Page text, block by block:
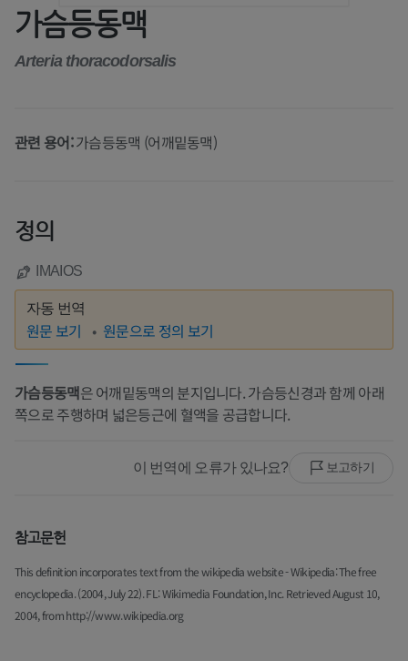
가슴등동맥
Arteria thoracodorsalis
관련 용어:가슴등동맥 (어깨밑동맥)
정의
IMAIOS
자동 번역
원문 보기 원문으로 정의 보기
가슴등동맥은 어깨밑동맥의 분지입니다. 가슴등신경과 함께 아래
쪽으로 주행하며 넓은등근에 혈액을 공급합니다.
이 번역에 오류가 있나요? 보고하기
참고문헌
This definition incorporates text from the wikipedia website - Wikipedia: The free
encyclopedia. (2004, July 22). FL: Wikimedia Foundation, Inc. Retrieved August 10,
2004, from http://www.wikipedia.org